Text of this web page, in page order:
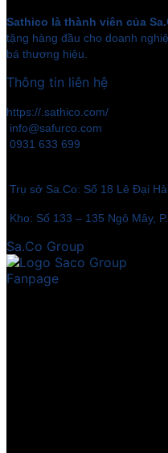
Sathico là thành viên của
tặng hàng đầu cho doanh
bá thương hiệu.
Thông tin liên hệ
https://.sathico.com/
info@safurco.com
0931 633 699
Trụ sở Sa.Co: Số 18 Lê Đại
Kho: Số 133 – 135 Ngô Mây,
Sa.Co Group
Fanpage